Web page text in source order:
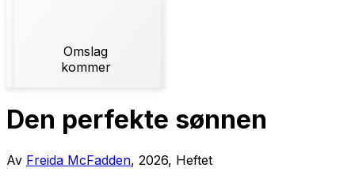
Omslag
kommer
Den perfekte sønnen
Av Freida McFadden, 2026, Heftet